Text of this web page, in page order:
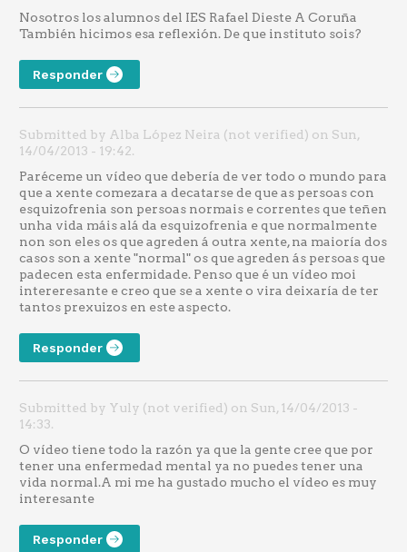
Nosotros los alumnos del IES Rafael Dieste A Coruña
También hicimos esa reflexión. De que instituto sois?
Responder
Submitted by Alba López Neira (not verified) on Sun,
14/04/2013 - 19:42.
Paréceme un vídeo que debería de ver todo o mundo para
que a xente comezara a decatarse de que as persoas con
esquizofrenia son persoas normais e correntes que teñen
unha vida máis alá da esquizofrenia e que normalmente
non son eles os que agreden á outra xente, na maioría dos
casos son a xente "normal" os que agreden ás persoas que
padecen esta enfermidade. Penso que é un vídeo moi
intereresante e creo que se a xente o vira deixaría de ter
tantos prexuizos en este aspecto.
Responder
Submitted by Yuly (not verified) on Sun, 14/04/2013 -
14:33.
O vídeo tiene todo la razón ya que la gente cree que por
tener una enfermedad mental ya no puedes tener una
vida normal.A mi me ha gustado mucho el vídeo es muy
interesante
Responder